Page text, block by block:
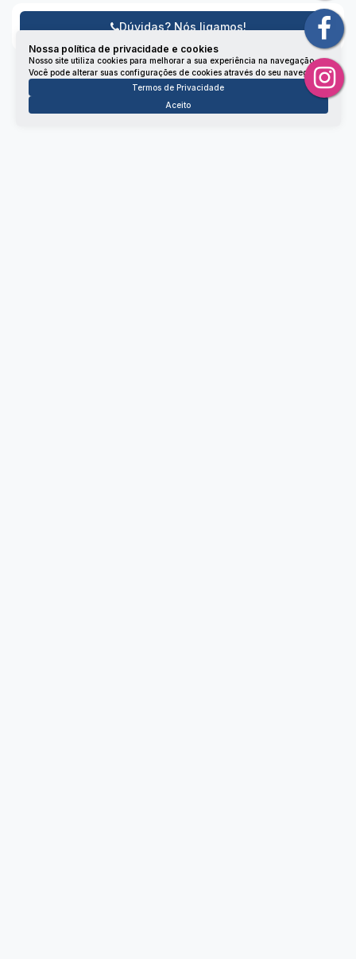
Nossa política de privacidade e cookies
Nosso site utiliza cookies para melhorar a sua experiência na navegação.
Você pode alterar suas configurações de cookies através do seu navegador.
Termos de Privacidade
Aceito
Dúvidas? Nós ligamos!